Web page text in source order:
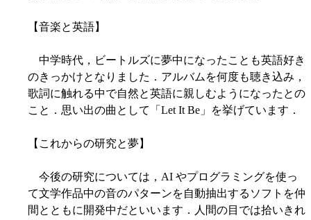
【音楽と英語】
中学時代，ビートルズに夢中になったことも英語好き
のきっかけとなりました．アルバムを何度も聴き込み，
歌詞に触れる中で自然と英語に親しむようになったとの
こと．思い出の曲として「Let It Be」を挙げています．
【これからの研究と夢】
今後の研究については，AI やプログラミングを使っ
て文学作品中の音のパターンを自動抽出するソフトを仲
間とともに開発中だといいます．人間の目では拾いきれ